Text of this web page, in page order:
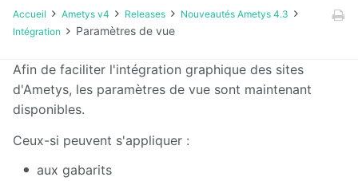
Manuel
utilisateur
Manuel
d'installation
d'exploitation
Accueil Ametys v4 Releases
Nouveautés Ametys 4.3
Intégration
Paramètres de vue
Afin de faciliter l'intégration graphique des sites
d'Ametys, les paramètres de vue sont maintenant
disponibles.
Ceux-si peuvent s'appliquer :
aux gabarits